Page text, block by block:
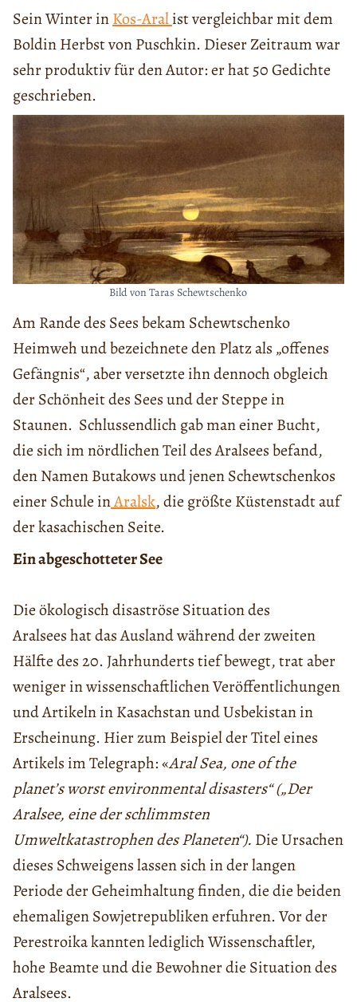
Sein Winter inKos-Aralist vergleichbar mit dem
Boldin Herbst von Puschkin. Dieser Zeitraum war
sehr produktiv für den Autor: er hat 50 Gedichte
geschrieben.
Bild von Taras Schewtschenko
Am Rande des Sees bekam Schewtschenko
Heimweh und bezeichnete den Platz als „offenes
Gefängnis“, aber versetzte ihn dennoch obgleich
der Schönheit des Sees und der Steppe in
Staunen. Schlussendlich gab man einer Bucht,
die sich im nördlichen Teil des Aralsees befand,
den Namen Butakows und jenen Schewtschenkos
einer Schule inAralsk, die größte Küstenstadt auf
der kasachischen Seite.
Ein abgeschotteter See
Die ökologisch disaströse Situation des
Aralsees hat das Ausland während der zweiten
Hälfte des 20. Jahrhunderts tief bewegt, trat aber
weniger in wissenschaftlichen Veröffentlichungen
und Artikeln in Kasachstan und Usbekistan in
Erscheinung. Hier zum Beispiel der Titel eines
Artikels im Telegraph: «Aral Sea, one of the
planet’s worst environmental disasters“ („Der
Aralsee, eine der schlimmsten
Umweltkatastrophen des Planeten“). Die Ursachen
dieses Schweigens lassen sich in der langen
Periode der Geheimhaltung finden, die die beiden
ehemaligen Sowjetrepubliken erfuhren. Vor der
Perestroika kannten lediglich Wissenschaftler,
hohe Beamte und die Bewohner die Situation des
Aralsees.